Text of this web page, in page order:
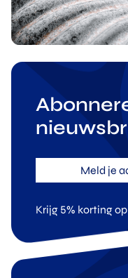
Meld je
Krijg 5% korting